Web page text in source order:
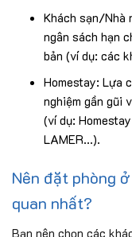
Khách sạn/Nhà
ngân sách hạn
bản (ví dụ: các
Homestay: Lựa
nghiệm gần gũi
(ví dụ:
LAMER…).
Nên đặt phòng
quan nhất?
Bạn nên chọn các